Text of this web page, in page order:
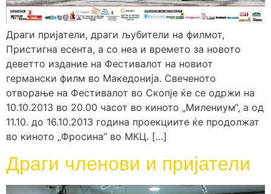
Драги пријатели, драги љубители на филмот,
Пристигна есента, а со неа и времето за новото
деветто издание на Фестивалот на новиот
германски филм во Македонија. Свеченото
отворање на Фестивалот во Скопје ќе се одржи на
10.10.2013 во 20.00 часот во киното „Милениум“, а од
11.10. до 16.10.2013 година проекциите ќе продолжат
во киното „Фросина” во МКЦ. […]
Драги членови и пријатели